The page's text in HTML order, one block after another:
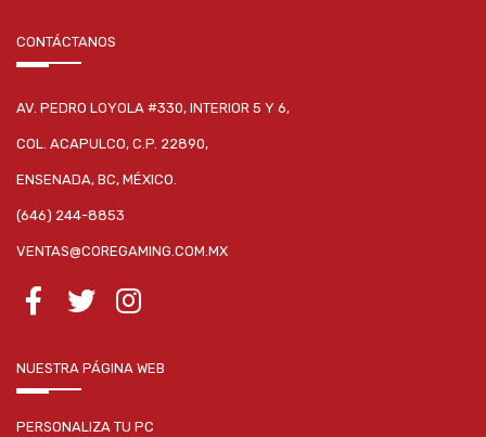
CONTÁCTANOS
AV. PEDRO LOYOLA #330, INTERIOR 5 Y 6,
COL. ACAPULCO, C.P. 22890,
ENSENADA, BC, MÉXICO.
(646) 244-8853
VENTAS@COREGAMING.COM.MX
NUESTRA PÁGINA WEB
PERSONALIZA TU PC